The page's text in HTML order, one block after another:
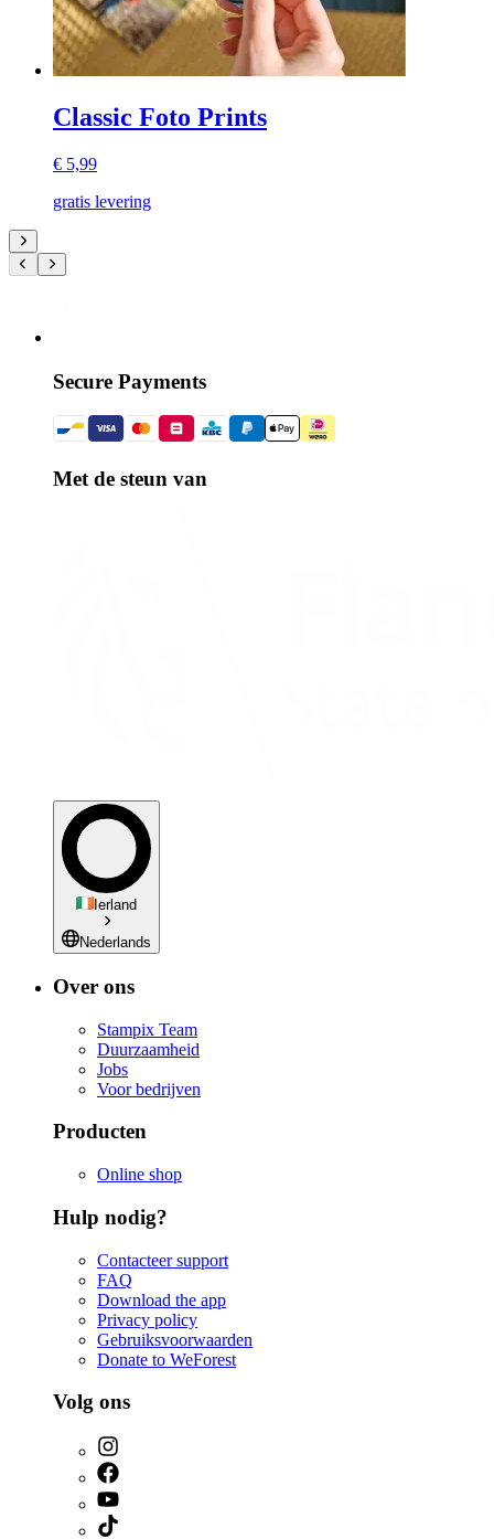
Classic Foto Prints
€ 5,99
gratis levering
Secure Payments
Met de steun van
Ierland
Nederlands
Over ons
Stampix Team
Duurzaamheid
Jobs
Voor bedrijven
Producten
Online shop
Hulp nodig?
Contacteer support
FAQ
Download the app
Privacy policy
Gebruiksvoorwaarden
Donate to WeForest
Volg ons